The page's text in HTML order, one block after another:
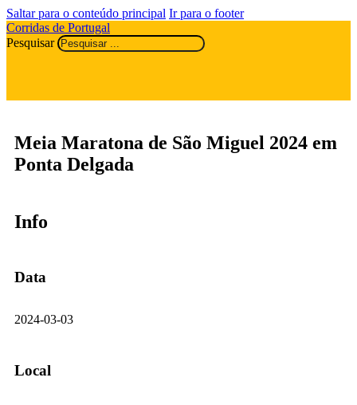
Saltar para o conteúdo principal Ir para o footer
Corridas de Portugal
Pesquisar
Meia Maratona de São Miguel 2024 em
Ponta Delgada
Info
Data
2024-03-03
Local